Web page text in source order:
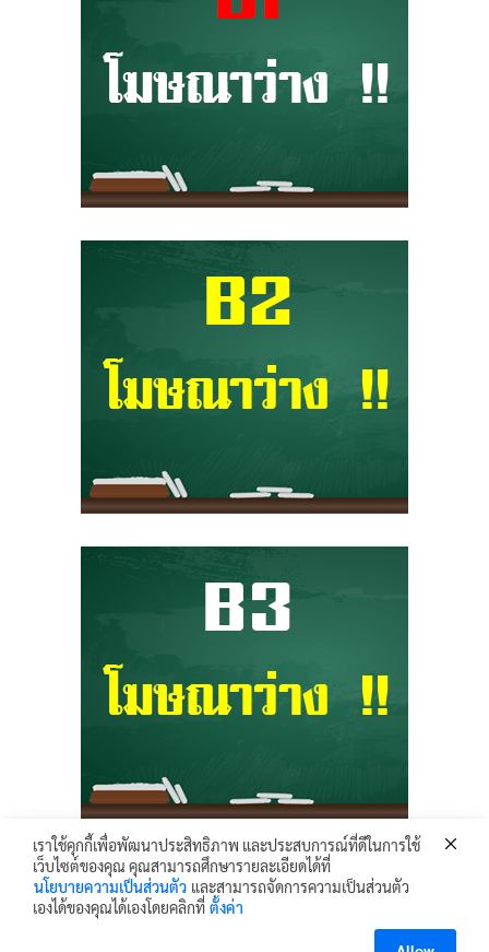
Krunhongonline.com © 2017 - All Rights Reserved.
ครูหน่องออนไลน์ เว็บไซต์ข้อมูล ข่าวสาร เพื่อการเผยแพร่ความรู้ ด้านการศึกษา
เราใช้คุกกี้เพื่อพัฒนาประสิทธิภาพ และประสบการณ์ที่ดีในการใช้
เว็บไซต์ของคุณ คุณสามารถศึกษารายละเอียดได้ที่
นโยบายความเป็นส่วนตัว และสามารถจัดการความเป็นส่วนตัว
เองได้ของคุณได้เองโดยคลิกที่ ตั้งค่า